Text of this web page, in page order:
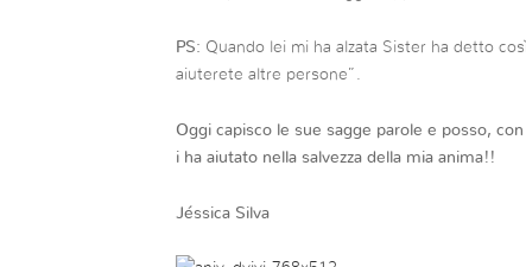
PS: Quando lei mi ha alzata Sister ha detto
aiuterete altre persone”.
Oggi capisco le sue sagge parole e posso,
i ha aiutato nella salvezza della mia anima!!
Jéssica Silva